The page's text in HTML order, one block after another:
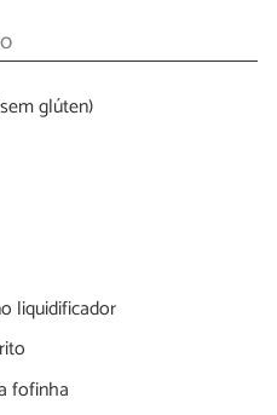
glúten)
liquidificador
fofinha